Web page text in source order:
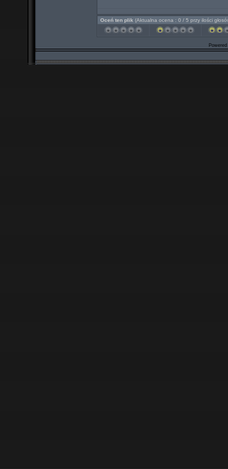
Oceń ten plik (Aktualna ocena : 0 / 5 przy ilości